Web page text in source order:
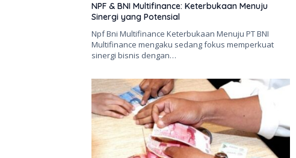
NPF & BNI Multifinance: Keterbukaan Menuju
Sinergi yang Potensial
Npf Bni Multifinance Keterbukaan Menuju PT BNI
Multifinance mengaku sedang fokus memperkuat
sinergi bisnis dengan…